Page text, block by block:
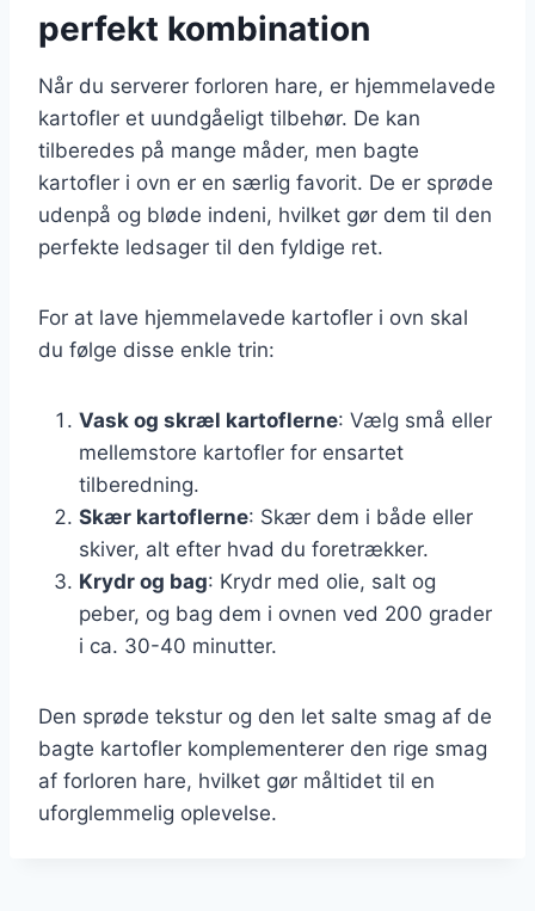
perfekt kombination
Når du serverer forloren hare, er hjemmelavede
kartofler et uundgåeligt tilbehør. De kan
tilberedes på mange måder, men bagte
kartofler i ovn er en særlig favorit. De er sprøde
udenpå og bløde indeni, hvilket gør dem til den
perfekte ledsager til den fyldige ret.
For at lave hjemmelavede kartofler i ovn skal
du følge disse enkle trin:
Vask og skræl kartoflerne: Vælg små eller
mellemstore kartofler for ensartet
tilberedning.
Skær kartoflerne: Skær dem i både eller
skiver, alt efter hvad du foretrækker.
Krydr og bag: Krydr med olie, salt og
peber, og bag dem i ovnen ved 200 grader
i ca. 30-40 minutter.
Den sprøde tekstur og den let salte smag af de
bagte kartofler komplementerer den rige smag
af forloren hare, hvilket gør måltidet til en
uforglemmelig oplevelse.